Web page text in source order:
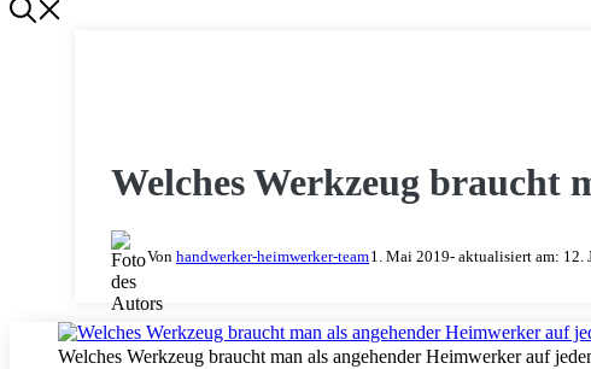
Welches Werkzeug braucht
Von handwerker-heimwerker-team1. Mai 2019- aktualisiert am: 12.
Welches Werkzeug braucht man als angehender Heimwerker auf